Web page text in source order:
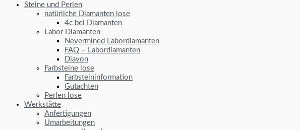
Steine und Perlen
natürliche Diamanten lose
4c bei Diamanten
Labor Diamanten
Nevermined Labordiamanten
FAQ – Labordiamanten
Diavon
Farbsteine lose
Farbsteininformation
Gutachten
Perlen lose
Werkstätte
Anfertigungen
Umarbeitungen